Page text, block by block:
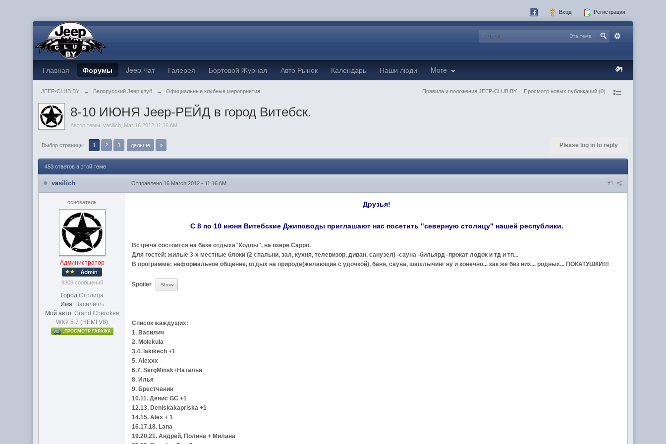
Вход Регистрация
Эта тема
Главная Форумы Jeep Чат Галерея Бортовой Журнал Авто Рынок Календарь Наши люди More
JEEP-CLUB.BY → Белорусский Jeep клуб → Официальные клубные мероприятия Правила и положения JEEP-CLUB.BY Просмотр новых публикаций (0)
8-10 ИЮНЯ Jeep-РЕЙД в город Витебск.
Автор темы:vasilich Mar 16 2012 11:16 AM
Выбор страницы 1 2 3 дальше » Please log in to reply
453 ответов в этой теме
#1
vasilich Отправлено 16 March 2012 - 11:16 AM
основатель
Администратор
9309 сообщений
Город Столица
Имя: ВасиличЪ
Мой авто: Grand Cherokee
WK2 5.7 (HEMI V8)
.ПРОСМОТР ГАРАЖА
Друзья!
С 8 по 10 июня Витебские Джиповоды приглашают нас посетить "северную столицу" нашей республики.
Встреча состоится на базе отдыха"Ходцы", на озере Сарро.
Для гостей: жилые 3-х местные блоки (2 спальни, зал, кухня, телевизор, диван, санузел) -сауна -бильярд -прокат лодок и тд и тп...
В программе: неформальное общение, отдых на природе(желающие с удочкой), баня, сауна, шашлычинг ну и конечно... как же без них... родных... ПОКАТУШКИ!!!
Spoiler
Список жаждущих:
1. Василич
2. Molekula
3.4. lakikech +1
5. Alexxx
6.7. SergMinsk+Наталья
8. Илья
9. Брестчанин
10.11. Денис GC +1
12.13. Deniskakapriska +1
14.15. Alex + 1
16.17.18. Lana
19.20.21. Андрей, Полина + Милана